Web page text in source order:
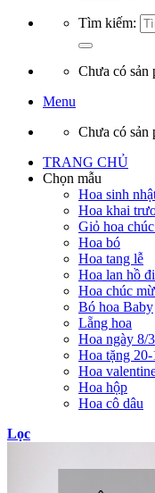
Tìm kiếm:
Chưa có sản
Menu
Chưa có sản
TRANG CHỦ
Chọn mẫu
Hoa sinh
Hoa khai
Giỏ hoa
Hoa bó
Hoa tang lễ
Hoa lan hồ
Hoa chúc
Bó hoa Baby
Lẵng hoa
Hoa ngày 8/3
Hoa tặng 20-
Hoa
Hoa hộp
Hoa cô dâu
Lọc